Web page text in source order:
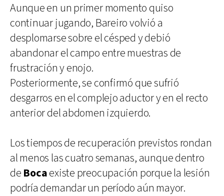
Aunque en un primer momento quiso
continuar jugando, Bareiro volvió a
desplomarse sobre el césped y debió
abandonar el campo entre muestras de
frustración y enojo.
Posteriormente, se confirmó que sufrió
desgarros en el complejo aductor y en el recto
anterior del abdomen izquierdo.
Los tiempos de recuperación previstos rondan
al menos las cuatro semanas, aunque dentro
de Bocaexiste preocupación porque la lesión
podría demandar un período aún mayor.